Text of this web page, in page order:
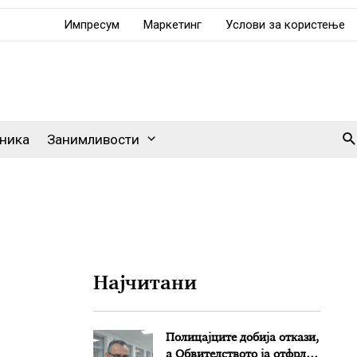
Импресум Маркетинг Услови за користење
Занимливости
Најчитани
Полицајците добија откази,
а Обвителството ја отфрли